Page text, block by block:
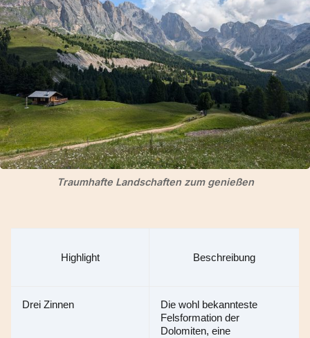
Traumhafte Landschaften zum genießen
Highlight Beschreibung
Drei Zinnen
Die wohl bekannteste
Felsformation der
Dolomiten, eine